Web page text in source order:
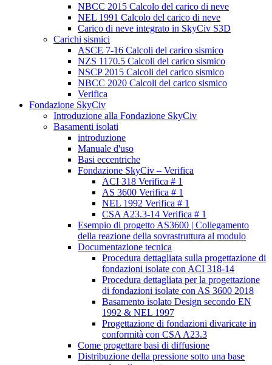
NBCC 2015 Calcolo del carico di neve
NEL 1991 Calcolo del carico di neve
Carico di neve integrato in SkyCiv S3D
Carichi sismici
ASCE 7-16 Calcoli del carico sismico
NZS 1170.5 Calcoli del carico sismico
NSCP 2015 Calcoli del carico sismico
NBCC 2020 Calcoli del carico sismico
Verifica
Fondazione SkyCiv
Introduzione alla Fondazione SkyCiv
Basamenti isolati
introduzione
Manuale d'uso
Basi eccentriche
Fondazione SkyCiv – Verifica
ACI 318 Verifica # 1
AS 3600 Verifica # 1
NEL 1992 Verifica # 1
CSA A23.3-14 Verifica # 1
Esempio di progetto AS3600 | Collegamento
della reazione della sovrastruttura al modulo
Documentazione tecnica
Procedura dettagliata sulla progettazione di
fondazioni isolate con ACI 318-14
Procedura dettagliata per la progettazione
di fondazioni isolate con AS 3600 2018
Basamento isolato Design secondo EN
1992 & NEL 1997
Progettazione di fondazioni divaricate in
conformità con CSA A23.3
Come progettare basi di diffusione
Distribuzione della pressione sotto una base